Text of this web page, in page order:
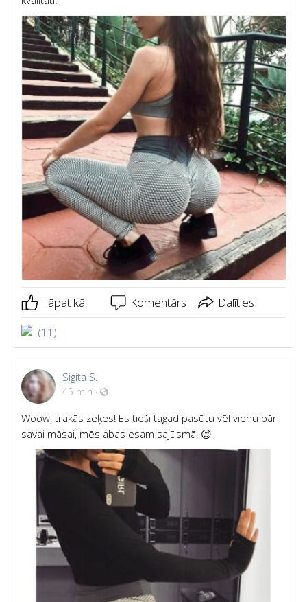
Tāpat kā Komentārs Dalīties
(11)
Sigita S.
45 min ·
Woow, trakās zeķes! Es tieši tagad pasūtu vēl vienu pāri
savai māsai, mēs abas esam sajūsmā! 😊